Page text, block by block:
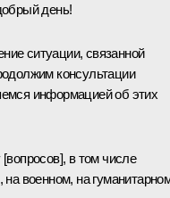
день!
ситуации, связанной
консультации
информацией об этих
в том числе
военном, на